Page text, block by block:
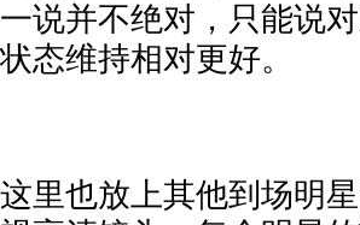
一说并不绝对，只能说
状态维持相对更好。
这里也放上其他到场明